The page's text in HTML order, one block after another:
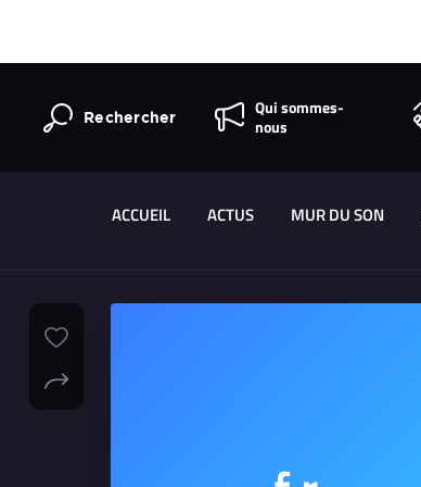
Rechercher
Qui sommes-
nous
ACCUEIL ACTUS MUR DU SON